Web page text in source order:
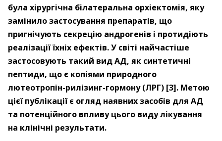
була хірургічна білатеральна орхіектомія, яку
замінило застосування препаратів, що
пригнічують секрецію андрогенів і протидіють
реалізації їхніх ефектів. У світі найчастіше
застосовують такий вид АД, як синтетичні
пептиди, що є копіями природного
лютеотропін-рилізинг-гормону (ЛРГ) [3]. Метою
цієї публікації є огляд наявних засобів для АД
та потенційного впливу цього виду лікування
на клінічні результати.